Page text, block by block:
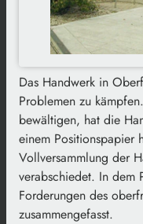
Das Handwerk in
Problemen zu
bewältigen, hat die
einem Positionspapier
Vollversammlung der
verabschiedet. In dem
Forderungen des
zusammengefasst.